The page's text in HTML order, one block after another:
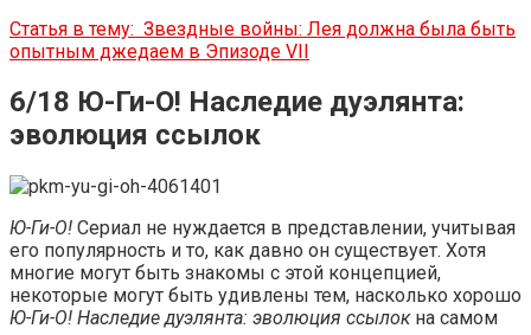
Статья в тему: Звездные войны: Лея должна была быть
опытным джедаем в Эпизоде ​​​​VII
6/18 Ю-Ги-О! Наследие дуэлянта:
эволюция ссылок
Ю-Ги-О! Сериал не нуждается в представлении, учитывая
его популярность и то, как давно он существует. Хотя
многие могут быть знакомы с этой концепцией,
некоторые могут быть удивлены тем, насколько хорошо
Ю-Ги-О! Наследие дуэлянта: эволюция ссылокна самом